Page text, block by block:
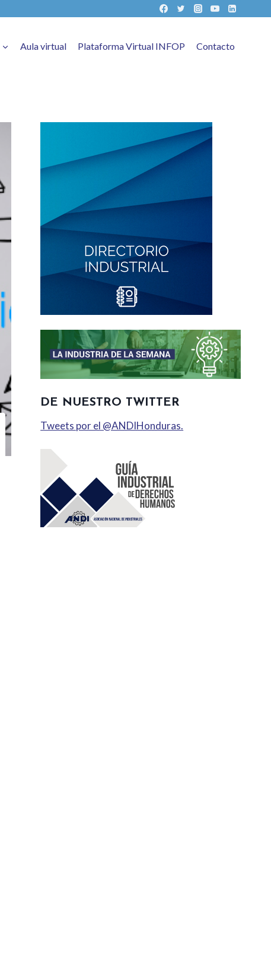
Aula virtual Plataforma Virtual INFOP Contacto
DE NUESTRO TWITTER
Tweets por el @ANDIHonduras.